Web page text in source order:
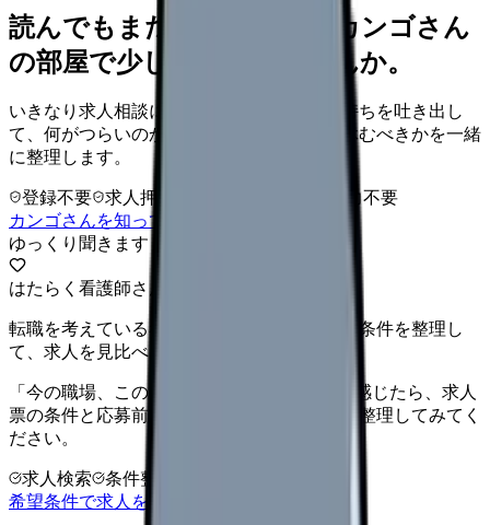
読んでもまだ苦しいなら、カンゴさん
の部屋で少し話してみませんか。
いきなり求人相談には進みません。今の気持ちを吐き出し
て、何がつらいのか、辞めるべきか、少し休むべきかを一緒
に整理します。
登録不要 求人押し売りなし
病院名は入力不要
カンゴさんを知ってから相談する
ゆっくり聞きます
はたらく看護師さん 求人
転職を考えている看護師さんへ。まずは希望条件を整理し
て、求人を見比べられます。
「今の職場、このままでいいのかな...」そう感じたら、求人
票の条件と応募前に確認したい不安を分けて整理してみてく
ださい。
求人検索 条件整理
希望条件で求人を探す